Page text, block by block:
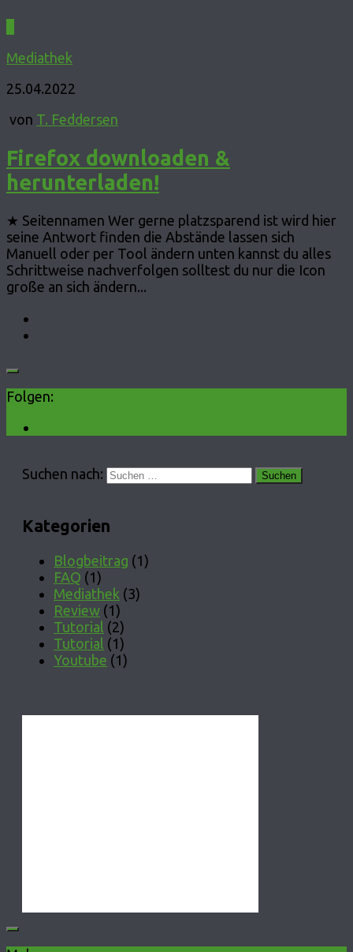
Mediathek
25.04.2022
von T. Feddersen
Firefox downloaden &
herunterladen!
★ Seitennamen Wer gerne platzsparend ist wird hier
seine Antwort finden die Abstände lassen sich
Manuell oder per Tool ändern unten kannst du alles
Schrittweise nachverfolgen solltest du nur die Icon
große an sich ändern...
Folgen:
Suchen nach:
Kategorien
Blogbeitrag (1)
FAQ (1)
Mediathek (3)
Review (1)
Tutorial (2)
Tutorial (1)
Youtube (1)